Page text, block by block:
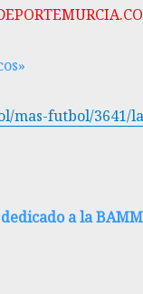
futbol/3641/
a la